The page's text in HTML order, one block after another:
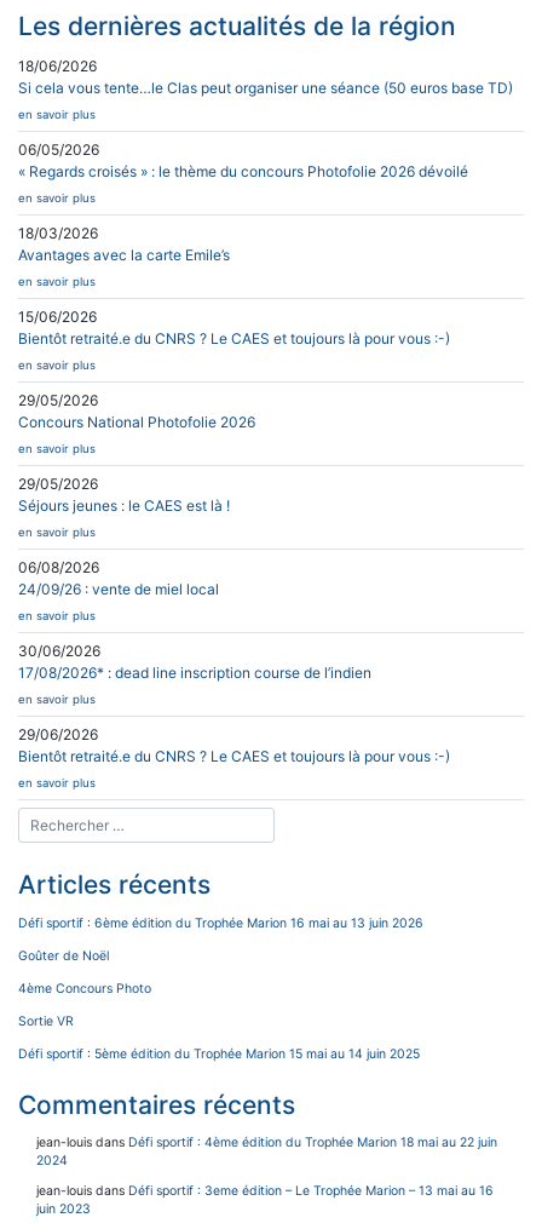
Les dernières actualités de la région
18/06/2026
Si cela vous tente…le Clas peut organiser une séance (50 euros base TD)
en savoir plus
06/05/2026
« Regards croisés » : le thème du concours Photofolie 2026 dévoilé
en savoir plus
18/03/2026
Avantages avec la carte Emile’s
en savoir plus
15/06/2026
Bientôt retraité.e du CNRS ? Le CAES et toujours là pour vous :-)
en savoir plus
29/05/2026
Concours National Photofolie 2026
en savoir plus
29/05/2026
Séjours jeunes : le CAES est là !
en savoir plus
06/08/2026
24/09/26 : vente de miel local
en savoir plus
30/06/2026
17/08/2026* : dead line inscription course de l’indien
en savoir plus
29/06/2026
Bientôt retraité.e du CNRS ? Le CAES et toujours là pour vous :-)
en savoir plus
Articles récents
Défi sportif : 6ème édition du Trophée Marion 16 mai au 13 juin 2026
Goûter de Noël
4ème Concours Photo
Sortie VR
Défi sportif : 5ème édition du Trophée Marion 15 mai au 14 juin 2025
Commentaires récents
jean-louis dans Défi sportif : 4ème édition du Trophée Marion 18 mai au 22 juin
2024
jean-louis dans Défi sportif : 3eme édition – Le Trophée Marion – 13 mai au 16
juin 2023